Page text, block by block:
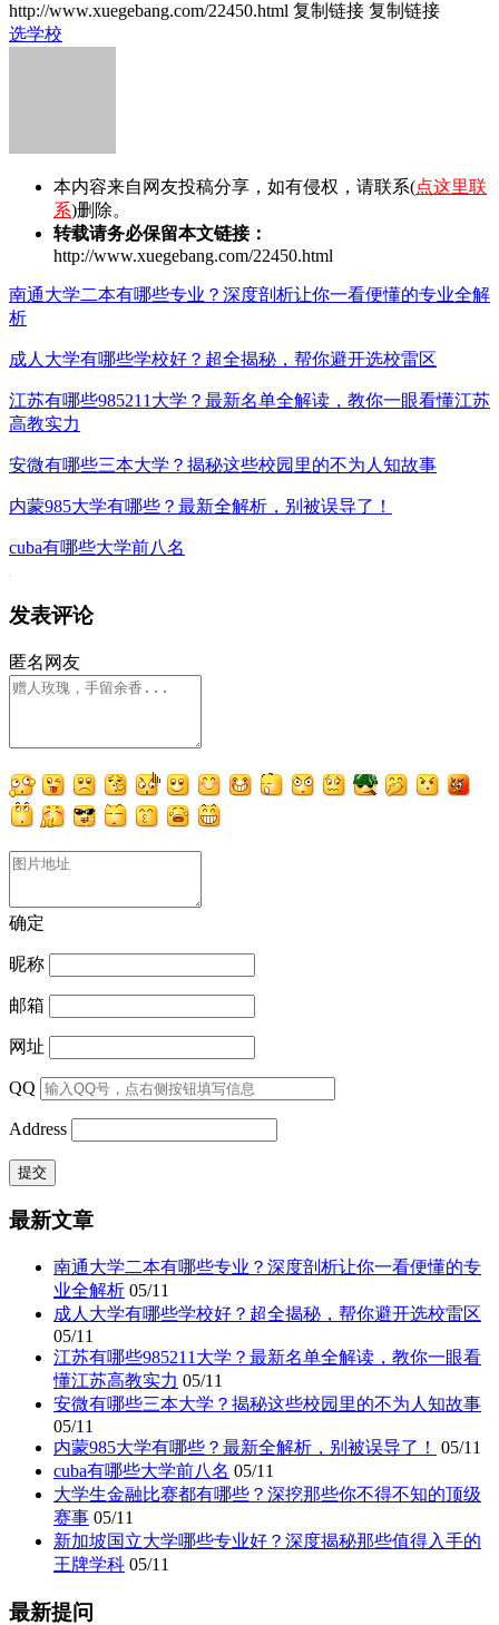
http://www.xuegebang.com/22450.html 复制链接 复制链接
选学校
本内容来自网友投稿分享，如有侵权，请联系(点这里联
系)删除。
转载请务必保留本文链接：
http://www.xuegebang.com/22450.html
南通大学二本有哪些专业？深度剖析让你一看便懂的专业全解
析
成人大学有哪些学校好？超全揭秘，帮你避开选校雷区
江苏有哪些985211大学？最新名单全解读，教你一眼看懂江苏
高教实力
安微有哪些三本大学？揭秘这些校园里的不为人知故事
内蒙985大学有哪些？最新全解析，别被误导了！
cuba有哪些大学前八名
发表评论
匿名网友
确定
昵称
邮箱
网址
QQ
Address
最新文章
南通大学二本有哪些专业？深度剖析让你一看便懂的专
业全解析 05/11
成人大学有哪些学校好？超全揭秘，帮你避开选校雷区
05/11
江苏有哪些985211大学？最新名单全解读，教你一眼看
懂江苏高教实力 05/11
安微有哪些三本大学？揭秘这些校园里的不为人知故事
05/11
内蒙985大学有哪些？最新全解析，别被误导了！
05/11
cuba有哪些大学前八名 05/11
大学生金融比赛都有哪些？深挖那些你不得不知的顶级
赛事 05/11
新加坡国立大学哪些专业好？深度揭秘那些值得入手的
王牌学科 05/11
最新提问